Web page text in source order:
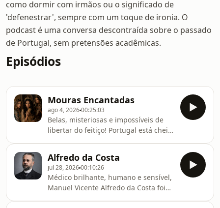
como dormir com irmãos ou o significado de
'defenestrar', sempre com um toque de ironia. O
podcast é uma conversa descontraída sobre o passado
de Portugal, sem pretensões acadêmicas.
Episódios
Mouras Encantadas
ago 4, 202600:25:03
Belas, misteriosas e impossíveis de
libertar do feitiço! Portugal está cheio
destino ficar para sempre à espera do
momento em que a magia as liberte?
Alfredo da Costa
jul 28, 202600:10:26
Médico brilhante, humano e sensível,
Manuel Vicente Alfredo da Costa foi